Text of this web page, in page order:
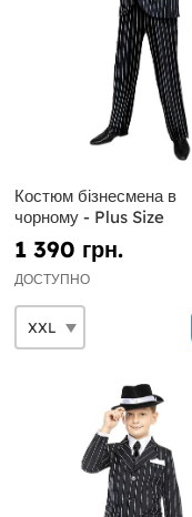
Костюм бізнесмена в
чорному - Plus Size
1 390 грн.
ДОСТУПНО